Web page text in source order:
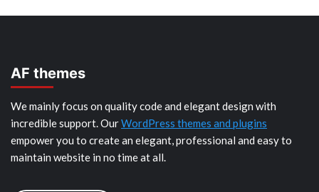
AF themes
We mainly focus on quality code and elegant design with
incredible support. OurWordPress themes and plugins
empower you to create an elegant, professional and easy to
maintain website in no time at all.